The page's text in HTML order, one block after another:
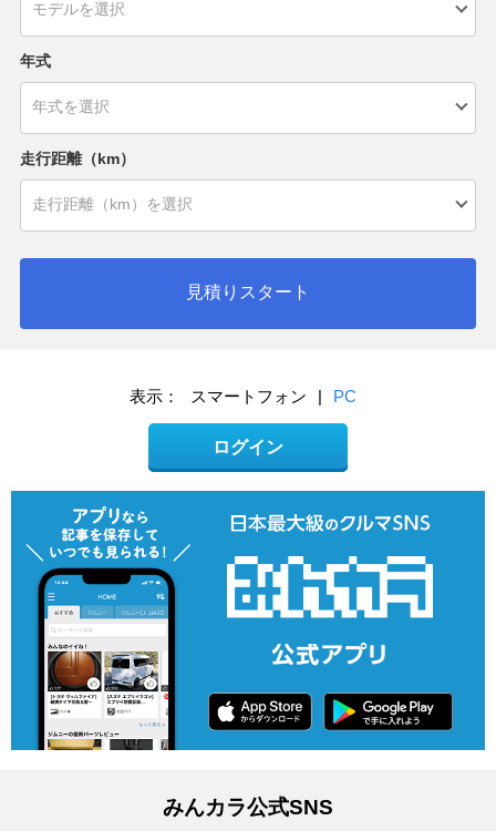
年式
走行距離（km）
見積りスタート
表示： スマートフォン | PC
ログイン
みんカラ公式SNS